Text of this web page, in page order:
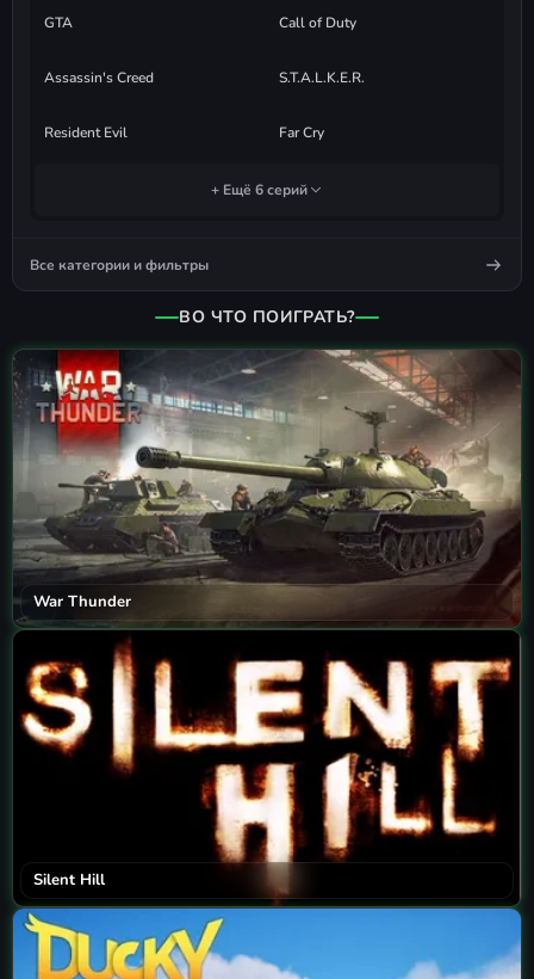
GTA Call of Duty
Assassin's Creed S.T.A.L.K.E.R.
Resident Evil Far Cry
+ Ещё 6 серий
Все категории и фильтры
ВО ЧТО ПОИГРАТЬ?
War Thunder
Silent Hill